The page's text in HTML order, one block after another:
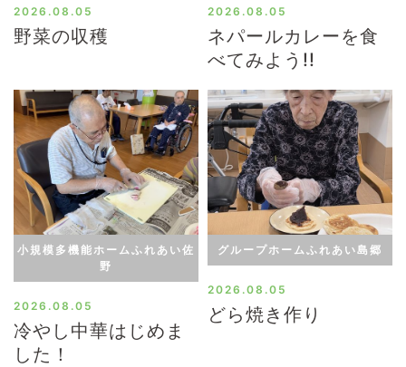
2026.08.05
野菜の収穫
2026.08.05
ネパールカレーを食
べてみよう!!
小規模多機能ホームふれあい佐
野
2026.08.05
冷やし中華はじめま
した！
グループホームふれあい島郷
2026.08.05
どら焼き作り